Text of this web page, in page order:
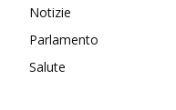
Notizie
Parlamento
Salute